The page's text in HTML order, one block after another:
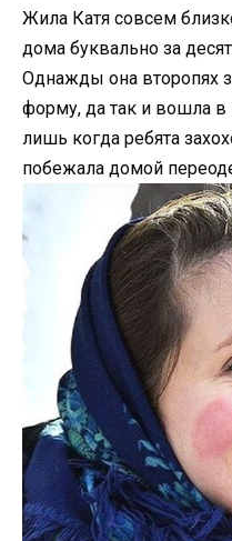
Жила Катя совсем
дома буквально за
Однажды она второпях
форму, да так и вошла в
лишь когда ребята
побежала домой